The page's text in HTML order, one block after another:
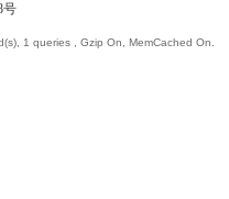
号
1 queries , Gzip On, MemCached On.